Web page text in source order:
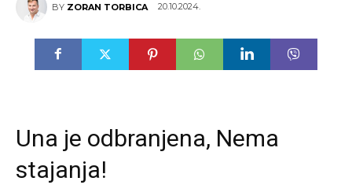
BY ZORAN TORBICA 20.10.2024.
Una je odbranjena, Nema
stajanja!